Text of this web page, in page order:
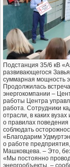
Подстанция 35/6 кВ
развивающегося
суммарная мощность
Продолжилась
энергокомпании –
работы Центра
работа. Сотрудники
отрасли, в каких
о правилах поведения
соблюдать
«Благодарим
о работе
Машковцева. – Это,
«Мы постоянно
энергообъекты, –